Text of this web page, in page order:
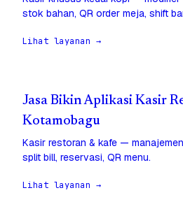
stok bahan, QR order meja, shift
Lihat layanan →
Jasa Bikin Aplikasi Kasir
Kotamobagu
Kasir restoran & kafe —
split bill, reservasi, QR menu.
Lihat layanan →